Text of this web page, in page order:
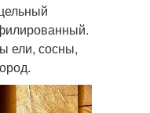
ели, сосны,